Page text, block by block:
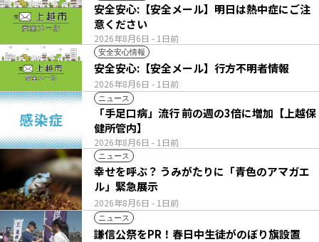
2026年8月6日 - 1日前
安全安心:【安全メール】明日は熱中症にご注
意ください
安全安心情報
2026年8月6日 - 1日前
安全安心:【安全メール】行方不明者情報
ニュース
2026年8月6日 - 1日前
「手足口病」流行 前の週の3倍に増加【上越保
健所管内】
ニュース
2026年8月6日 - 1日前
幸せを呼ぶ？ うみがたりに「青色のアマガエ
ル」緊急展示
ニュース
謙信公祭をPR！春日中生徒がのぼり旗設置